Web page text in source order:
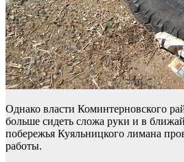
Однако власти Коминтерновского
больше сидеть сложа руки и в
побережья Куяльницкого лимана
работы.